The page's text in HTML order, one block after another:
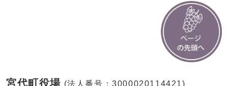
宮代町役場 (法人番号：3000020114421)